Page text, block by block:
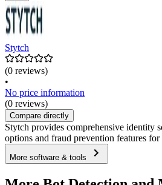
Stytch
(0 reviews)
•
No price information
(0 reviews)
Compare directly
Stytch provides comprehensive identity
options and fraud prevention features
More software & tools